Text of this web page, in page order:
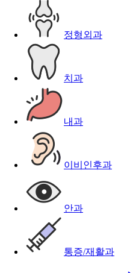
정형외과
치과
내과
이비인후과
안과
통증/재활과